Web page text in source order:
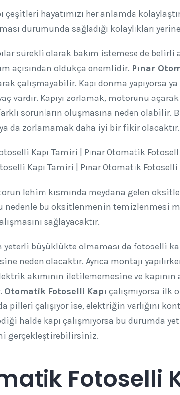
çeşitleri hayatımızı her anlamda
durumunda sağladığı kolaylıkları
sürekli olarak bakım istemese de belirli
açısından oldukça önemlidir. Pınar
çalışmayabilir. Kapı donma yapıyorsa ya
vardır. Kapıyı zorlamak, motorunu
sorunların oluşmasına neden olabilir.
da zorlamamak daha iyi bir fikir olacaktır.
Kapı Tamiri | Pınar Otomatik Fotoselli
lehim kısmında meydana gelen
nedenle bu oksitlenmenin temizlenmesi
sağlayacaktır.
büyüklükte olmaması da fotoselli
neden olacaktır. Ayrıca montajı
akımının iletilememesine ve
Otomatik Fotoselli Kapı çalışmıyorsa ilk
pilleri çalışıyor ise, elektriğin varlığını
halde kapı çalışmıyorsa bu durumda
gerçekleştirebilirsiniz.
Fotoselli